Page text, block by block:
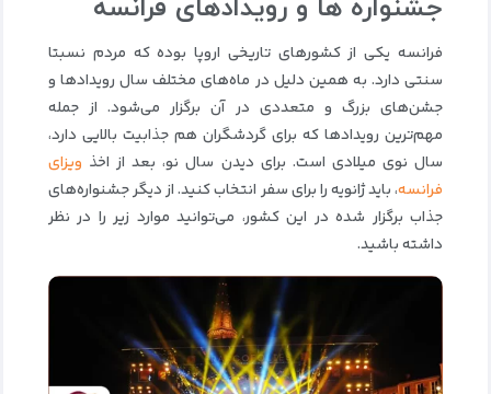
جشنواره ها و رویدادهای فرانسه
فرانسه یکی از کشورهای تاریخی اروپا بوده که مردم نسبتا
سنتی دارد. به همین دلیل در ماه‌های مختلف سال رویدادها و
جشن‌های بزرگ و متعددی در آن برگزار می‌شود. از جمله
مهم‌ترین رویدادها که برای گردشگران هم جذابیت بالایی دارد،
سال نوی میلادی است. برای دیدن سال نو، بعد از اخذ ویزای
فرانسه، باید ژانویه را برای سفر انتخاب کنید. از دیگر جشنواره‌های
جذاب برگزار شده در این کشور، می‌توانید موارد زیر را در نظر
داشته باشید.